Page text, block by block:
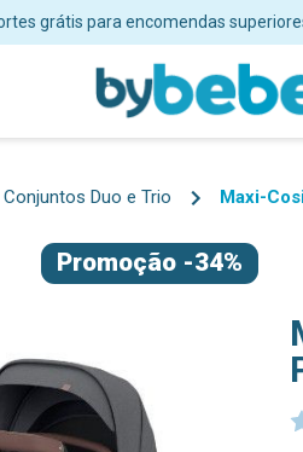
Envios em 24/48 horas úteis
Conjuntos Duo e Trio Maxi-
Promoção -34%